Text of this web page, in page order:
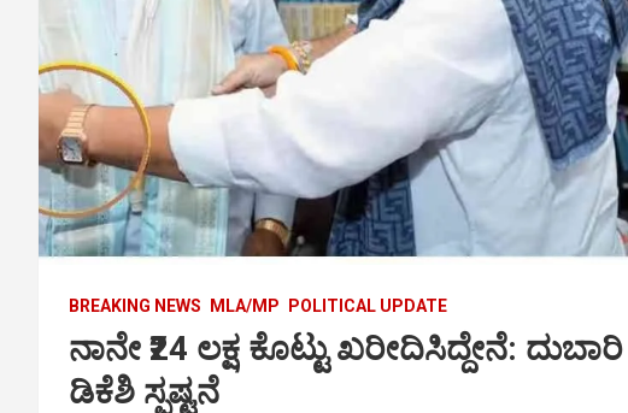
BREAKING NEWS MLA/MP POLITICAL UPDATE
ನಾನೇ ₹24 ಲಕ್ಷ ಕೊಟ್ಟು ಖರೀದಿಸಿದ್ದೇನೆ:
ಡಿಕೆಶಿ ಸ್ಪಷ್ಟನೆ